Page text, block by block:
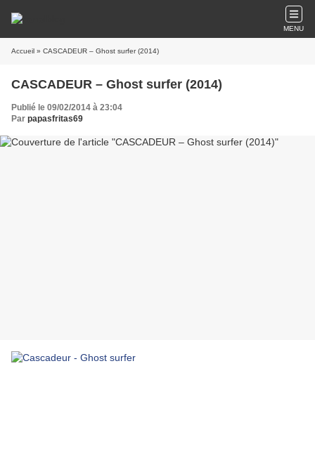
MENU
Accueil » CASCADEUR – Ghost surfer (2014)
CASCADEUR – Ghost surfer (2014)
Publié le 09/02/2014 à 23:04
Par papasfritas69